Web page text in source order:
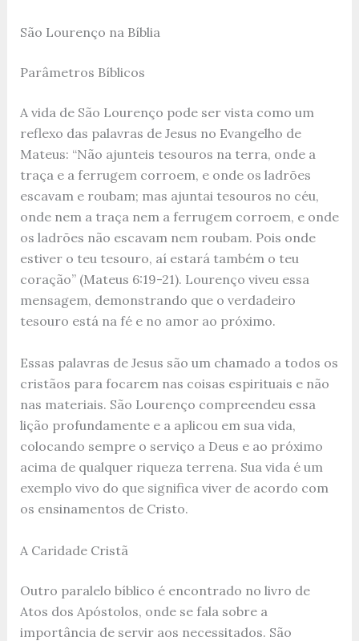
São Lourenço na Bíblia
Parâmetros Bíblicos
A vida de São Lourenço pode ser vista como um
reflexo das palavras de Jesus no Evangelho de
Mateus: “Não ajunteis tesouros na terra, onde a
traça e a ferrugem corroem, e onde os ladrões
escavam e roubam; mas ajuntai tesouros no céu,
onde nem a traça nem a ferrugem corroem, e onde
os ladrões não escavam nem roubam. Pois onde
estiver o teu tesouro, aí estará também o teu
coração” (Mateus 6:19-21). Lourenço viveu essa
mensagem, demonstrando que o verdadeiro
tesouro está na fé e no amor ao próximo.
Essas palavras de Jesus são um chamado a todos os
cristãos para focarem nas coisas espirituais e não
nas materiais. São Lourenço compreendeu essa
lição profundamente e a aplicou em sua vida,
colocando sempre o serviço a Deus e ao próximo
acima de qualquer riqueza terrena. Sua vida é um
exemplo vivo do que significa viver de acordo com
os ensinamentos de Cristo.
A Caridade Cristã
Outro paralelo bíblico é encontrado no livro de
Atos dos Apóstolos, onde se fala sobre a
importância de servir aos necessitados. São